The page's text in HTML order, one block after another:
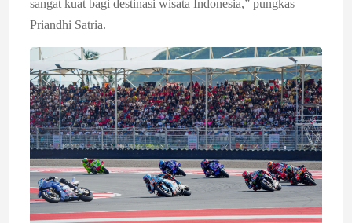
sangat kuat bagi destinasi wisata Indonesia,” pungkas
Priandhi Satria.